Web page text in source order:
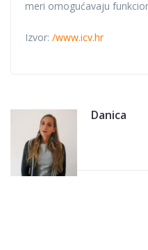
meri omogućavaju
Izvor: /www.icv.hr
Danica